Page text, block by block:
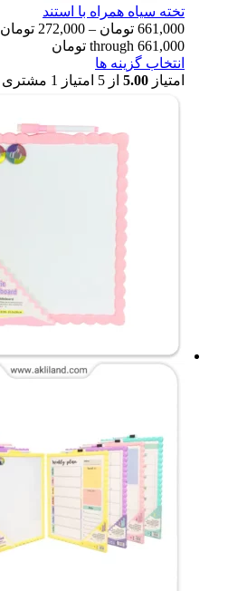
تخته سیاه همراه با استند
661,000 تومان –
272,000 تومان
through 661,000 تومان
انتخاب گزینه ها
امتیاز 5.00 از 5 امتیاز 1 مشتری